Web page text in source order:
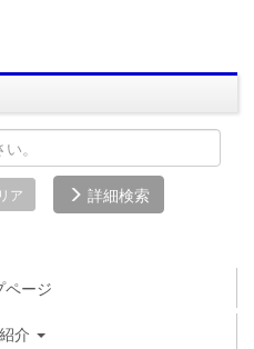
ア 詳細検索
ページ
介